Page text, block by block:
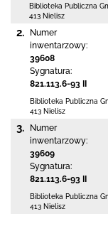
Biblioteka Publiczna
413 Nielisz
2.
Numer
inwentarzowy:
39608
Sygnatura:
821.113.6-93 II
Biblioteka Publiczna
413 Nielisz
3.
Numer
inwentarzowy:
39609
Sygnatura:
821.113.6-93 II
Biblioteka Publiczna
413 Nielisz